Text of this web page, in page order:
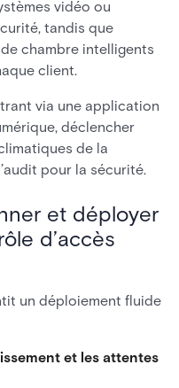
vidéo ou
tandis que
chambre intelligents
client.
via une application
déclencher
de la
pour la sécurité.
et déployer
d’accès
un déploiement fluide
et les attentes